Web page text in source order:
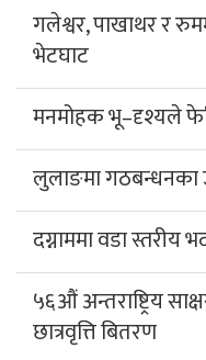
गलेश्वर, पाखाथर र
भेटघाट
मनमोहक भू–दृश्यले
लुलाङमा गठबन्धनका
दग्नाममा वडा स्तरीय
५६औं अन्तराष्ट्रिय
छात्रवृत्ति बितरण